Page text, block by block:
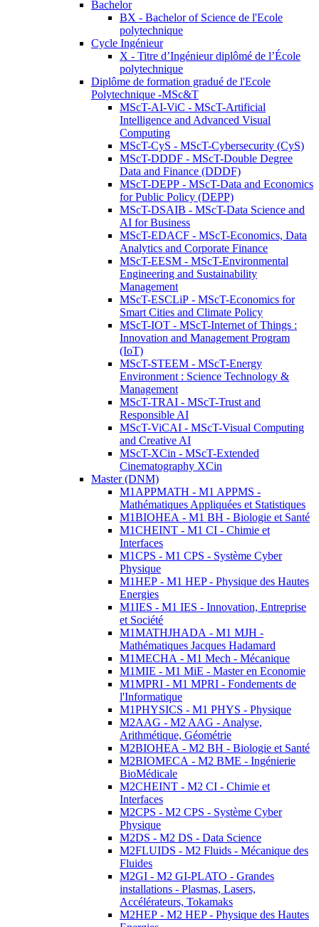
Bachelor
BX - Bachelor of Science de l'Ecole
polytechnique
Cycle Ingénieur
X - Titre d’Ingénieur diplômé de l’École
polytechnique
Diplôme de formation gradué de l'Ecole
Polytechnique -MSc&T
MScT-AI-ViC - MScT-Artificial
Intelligence and Advanced Visual
Computing
MScT-CyS - MScT-Cybersecurity (CyS)
MScT-DDDF - MScT-Double Degree
Data and Finance (DDDF)
MScT-DEPP - MScT-Data and Economics
for Public Policy (DEPP)
MScT-DSAIB - MScT-Data Science and
AI for Business
MScT-EDACF - MScT-Economics, Data
Analytics and Corporate Finance
MScT-EESM - MScT-Environmental
Engineering and Sustainability
Management
MScT-ESCLiP - MScT-Economics for
Smart Cities and Climate Policy
MScT-IOT - MScT-Internet of Things :
Innovation and Management Program
(IoT)
MScT-STEEM - MScT-Energy
Environment : Science Technology &
Management
MScT-TRAI - MScT-Trust and
Responsible AI
MScT-ViCAI - MScT-Visual Computing
and Creative AI
MScT-XCin - MScT-Extended
Cinematography XCin
Master (DNM)
M1APPMATH - M1 APPMS -
Mathématiques Appliquées et Statistiques
M1BIOHEA - M1 BH - Biologie et Santé
M1CHEINT - M1 CI - Chimie et
Interfaces
M1CPS - M1 CPS - Système Cyber
Physique
M1HEP - M1 HEP - Physique des Hautes
Energies
M1IES - M1 IES - Innovation, Entreprise
et Société
M1MATHJHADA - M1 MJH -
Mathématiques Jacques Hadamard
M1MECHA - M1 Mech - Mécanique
M1MIE - M1 MiE - Master en Economie
M1MPRI - M1 MPRI - Fondements de
l'Informatique
M1PHYSICS - M1 PHYS - Physique
M2AAG - M2 AAG - Analyse,
Arithmétique, Géométrie
M2BIOHEA - M2 BH - Biologie et Santé
M2BIOMECA - M2 BME - Ingénierie
BioMédicale
M2CHEINT - M2 CI - Chimie et
Interfaces
M2CPS - M2 CPS - Système Cyber
Physique
M2DS - M2 DS - Data Science
M2FLUIDS - M2 Fluids - Mécanique des
Fluides
M2GI - M2 GI-PLATO - Grandes
installations - Plasmas, Lasers,
Accélérateurs, Tokamaks
M2HEP - M2 HEP - Physique des Hautes